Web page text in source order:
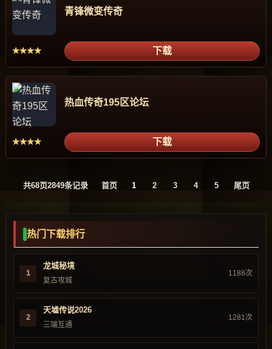
青锋微变传奇
★★★★ 下载
热血传奇195区论坛
★★★★ 下载
共68页2849条记录 首页 1 2 3 4 5 尾页
热门下载排行
1
龙城秘境
复古攻城
1188次
2
天墟传说2026
三端互通
1281次